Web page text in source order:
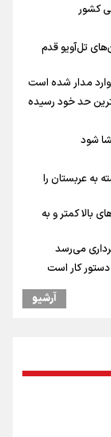
کشور
تل‌آویو قدم
حد خود رسیده
شود
به عربستان را
بالا کمتر و به
می‌رسد
کار است
آموزش را هم
پاکستان است نه
برای اقتصاد
تا به طلای
آرشیو